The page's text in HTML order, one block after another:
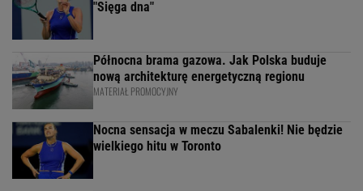
"Sięga dna"
Północna brama gazowa. Jak Polska buduje
nową architekturę energetyczną regionu
MATERIAŁ PROMOCYJNY
Nocna sensacja w meczu Sabalenki! Nie będzie
wielkiego hitu w Toronto